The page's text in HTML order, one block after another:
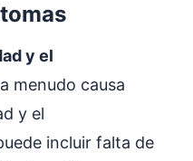
y el
menudo causa
y el
incluir falta de